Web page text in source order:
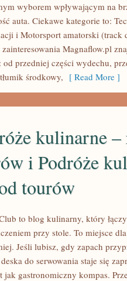
wyborem wpływającym na
auta. Ciekawe kategorie to:
i Motorsport amatorski (track
Magnaflow.pl
od przedniej części wydechu,
środkowy, [ Read More ]
kulinarne
i Podróże
tourów
to blog kulinarny, który
przy stole. To miejsce
Jeśli lubisz, gdy zapach
do serwowania staje się
jak gastronomiczny kompas.